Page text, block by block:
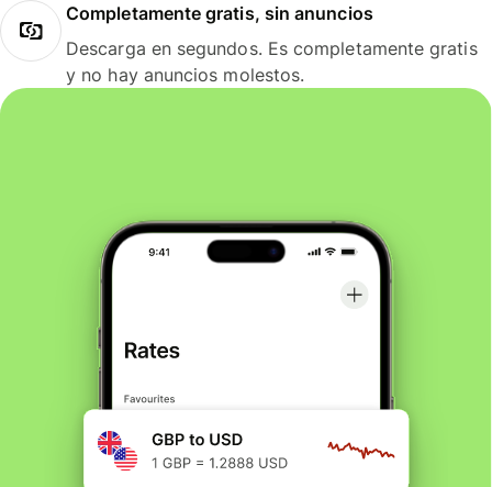
Completamente gratis, sin anuncios
Descarga en segundos. Es completamente gratis
y no hay anuncios molestos.